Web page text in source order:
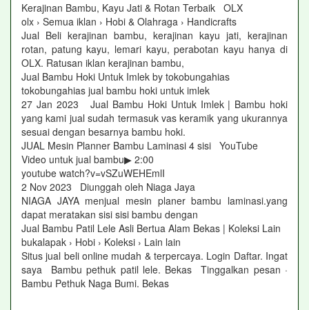
Kerajinan Bambu, Kayu Jati & Rotan Terbaik OLX
olx › Semua iklan › Hobi & Olahraga › Handicrafts
Jual Beli kerajinan bambu, kerajinan kayu jati, kerajinan
rotan, patung kayu, lemari kayu, perabotan kayu hanya di
OLX. Ratusan iklan kerajinan bambu,
Jual Bambu Hoki Untuk Imlek by tokobungahias
tokobungahias jual bambu hoki untuk imlek
27 Jan 2023 Jual Bambu Hoki Untuk Imlek | Bambu hoki
yang kami jual sudah termasuk vas keramik yang ukurannya
sesuai dengan besarnya bambu hoki.
JUAL Mesin Planner Bambu Laminasi 4 sisi YouTube
Video untuk jual bambu▶ 2:00
youtube watch?v=vSZuWEHEmlI
2 Nov 2023 Diunggah oleh Niaga Jaya
NIAGA JAYA menjual mesin planer bambu laminasi.yang
dapat meratakan sisi sisi bambu dengan
Jual Bambu Patil Lele Asli Bertua Alam Bekas | Koleksi Lain
bukalapak › Hobi › Koleksi › Lain lain
Situs jual beli online mudah & terpercaya. Login Daftar. Ingat
saya Bambu pethuk patil lele. Bekas Tinggalkan pesan ·
Bambu Pethuk Naga Bumi. Bekas